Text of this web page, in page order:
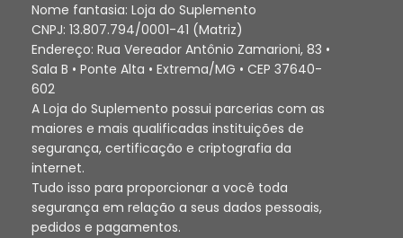
Nome fantasia: Loja do Suplemento
CNPJ: 13.807.794/0001-41 (Matriz)
Endereço: Rua Vereador Antônio Zamarioni, 83 •
Sala B • Ponte Alta • Extrema/MG • CEP 37640-
602
A Loja do Suplemento possui parcerias com as
maiores e mais qualificadas instituições de
segurança, certificação e criptografia da
internet.
Tudo isso para proporcionar a você toda
segurança em relação a seus dados pessoais,
pedidos e pagamentos.